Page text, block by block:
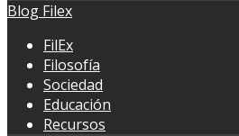
Blog Filex
FilEx
Filosofía
Sociedad
Educación
Recursos